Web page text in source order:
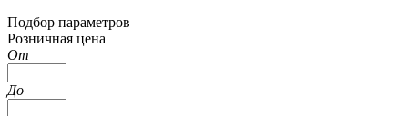
Подбор параметров
Розничная цена
От
До